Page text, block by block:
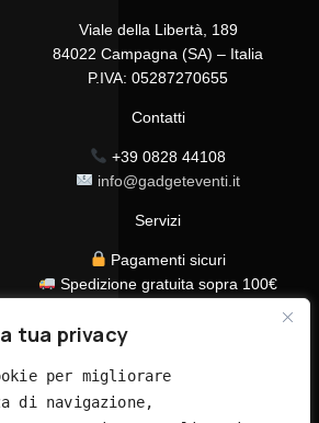
tua privacy
per migliorare
di navigazione,
Viale della Libertà, 189
84022 Campagna (SA) – Italia
P.IVA: 05287270655
Contatti
+39 0828 44108
info@gadgeteventi.it
Servizi
Pagamenti sicuri
Spedizione gratuita sopra 100€
Assistenza clienti dedicata